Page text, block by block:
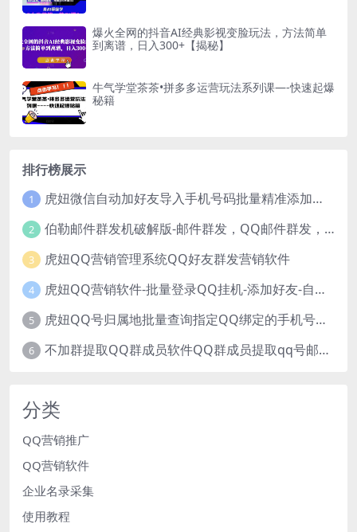
爆火全网的抖音AI经典影视变脸玩法，方法简单
到离谱，日入300+【揭秘】
牛气学堂茶茶•拼多多运营玩法系列课—-快速起爆
秘籍
排行榜展示
1 虎妞微信自动加好友导入手机号码批量精准添加客户售营销软件微商工具
2 伯勒邮件群发机破解版-邮件群发，QQ邮件群发，邮件群发软件，伯乐邮件群发工具，邮件群发器
3 虎妞QQ营销管理系统QQ好友群发营销软件
4 虎妞QQ营销软件-批量登录QQ挂机-添加好友-自动加群-群发消息-临时会话
5 虎妞QQ号归属地批量查询指定QQ绑定的手机号软件
6 不加群提取QQ群成员软件QQ群成员提取qq号邮箱软件
分类
QQ营销推广
QQ营销软件
企业名录采集
使用教程